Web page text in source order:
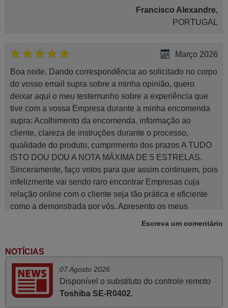
Francisco Alexandre,
PORTUGAL
Março 2026
Boa noite. Dando correspondência ao solicitado no corpo
do vosso email supra sobre a minha opinião, quero
deixar aqui o meu testemunho sobre a experiência que
tive com a vossa Empresa durante a minha encomenda
supra: Acolhimento da encomenda, informação ao
cliente, clareza de instruções durante o processo,
qualidade do produto, cumprimento dos prazos A TUDO
ISTO DOU DOU A NOTA MÁXIMA DE 5 ESTRELAS.
Sinceramente, faço votos para que assim continuem, pois
infelizmente vai sendo raro encontrar Empresas cuja
relação online com o cliente seja tão prática e eficiente
como a demonstrada por vós. Apresento os meus
Abril 2025
O comando veio bem embrulhado e protegido. Fez logo a
Escreva um comentário
NOTÍCIAS
07 Agosto 2026
Disponível o substituto do controle remoto
Toshiba SE-R0402.